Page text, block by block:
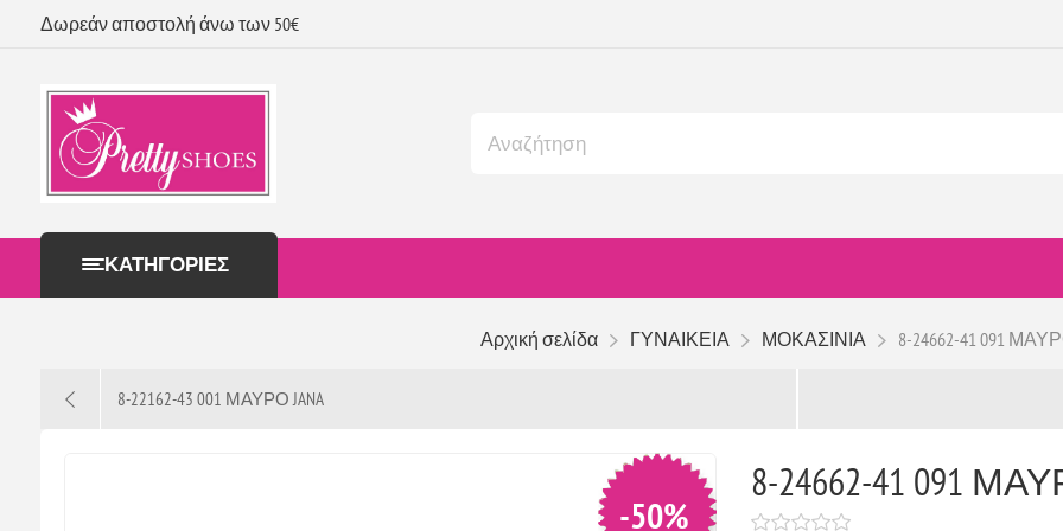
Δωρεάν αποστολή άνω των 50€
ΚΑΤΗΓΟΡΊΕΣ
Αρχική σελίδα ΓΥΝΑΙΚΕΙΑ ΜΟΚΑΣΙΝΙΑ 8-24662-41 091
8-22162-43 001 ΜΑΥΡΟ JANA
-50%
8-24662-41 091